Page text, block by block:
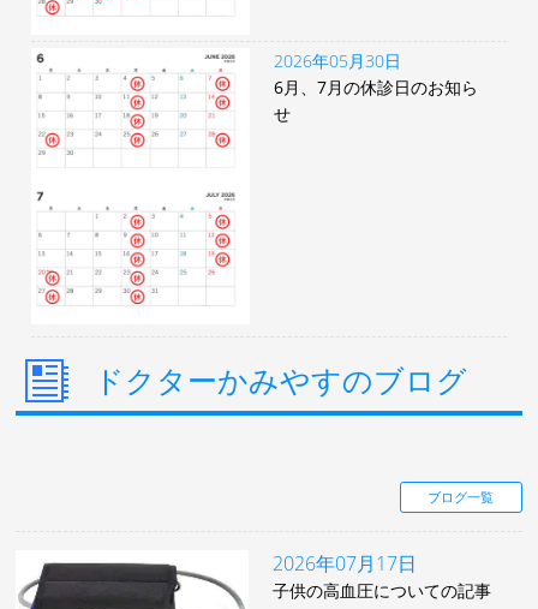
2026年05月30日
6月、7月の休診日のお知ら
せ
ドクターかみやすのブログ
ブログ一覧
2026年07月17日
子供の高血圧についての記事